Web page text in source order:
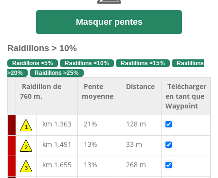
Masquer pentes
Raidillons > 10%
Raidillons >5% Raidillons >10% Raidillons >15%
Raidillons
>20%
Raidillons >25%
Raidillon de
760 m.
Pente
moyenne
Distance
Télécharger
en tant que
Waypoint
1 km 1.363 21% 128 m
2 km 1.491 13% 33 m
3 km 1.655 13% 268 m